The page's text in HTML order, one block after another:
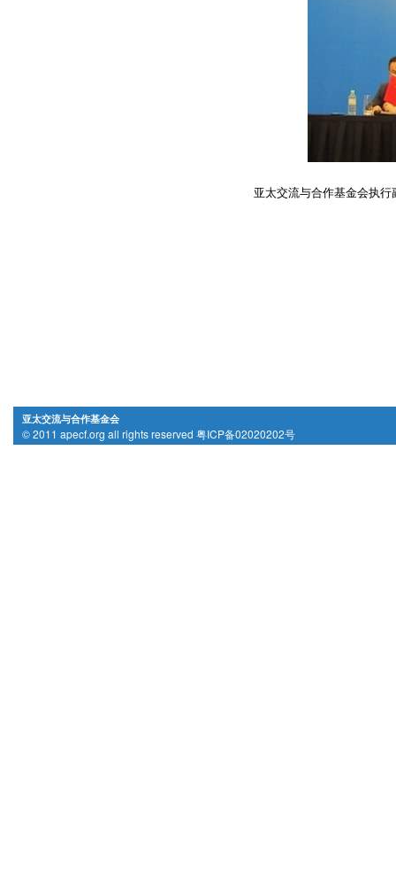
亚太交流与合作基金会执
亚太交流与合作基金会
© 2011 apecf.org all rights reserved 粤ICP备02020202号